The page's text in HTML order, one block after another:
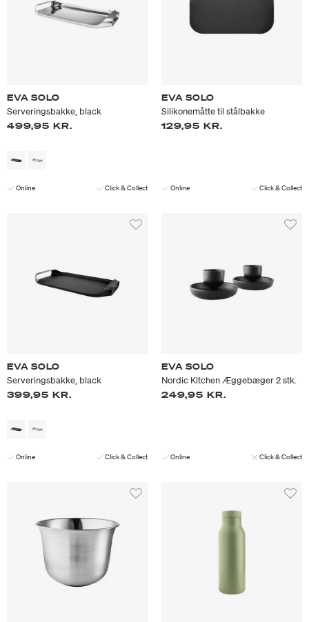
EVA SOLO
Serveringsbakke, black
499,95 KR.
Online Click & Collect
EVA SOLO
Silikonemåtte til stålbakke
129,95 KR.
Online Click & Collect
EVA SOLO
Serveringsbakke, black
399,95 KR.
Online Click & Collect
EVA SOLO
Nordic Kitchen Æggebæger 2 stk.
249,95 KR.
Online Click & Collect